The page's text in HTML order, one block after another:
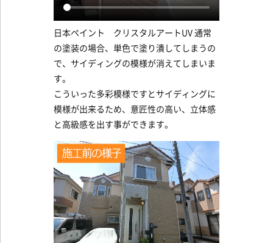
日本ペイント クリスタルアートUV 通常
の塗装の場合、単色で塗り潰してしまうの
で、サイディングの模様が消えてしまいま
す。
こういった多彩模様ですとサイディングに
模様が出来るため、意匠性の高い、立体感
と高級感を出す事ができます。